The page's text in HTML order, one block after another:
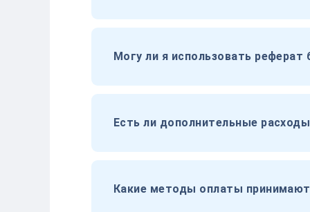
Могу ли я использовать реферат
Есть ли дополнительные
Какие методы оплаты